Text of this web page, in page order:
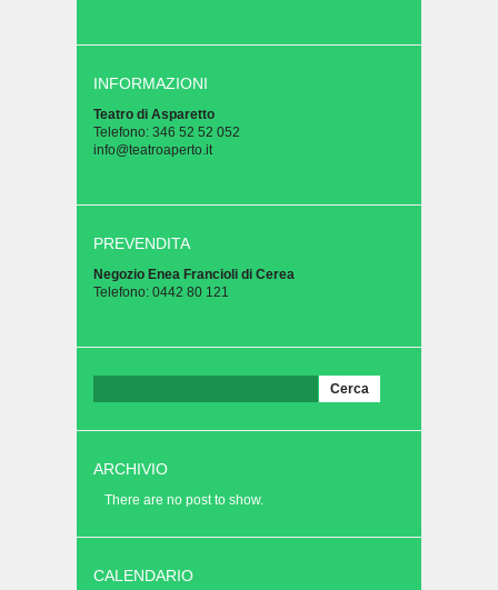
INFORMAZIONI
Teatro di Asparetto
Telefono: 346 52 52 052
info@teatroaperto.it
PREVENDITA
Negozio Enea Francioli di Cerea
Telefono: 0442 80 121
per:
ARCHIVIO
There are no post to show.
CALENDARIO